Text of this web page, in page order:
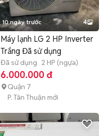
10 ngày trước 4
Máy lạnh LG 2 HP Inverter
Trắng Đã sử dụng
Đã sử dụng 2 HP (ngựa)
6.000.000 đ
Quận 7
P. Tân Thuận mới